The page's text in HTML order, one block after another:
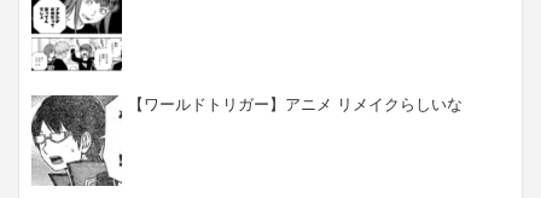
【ワールドトリガー】アニメ リメイクらしいな